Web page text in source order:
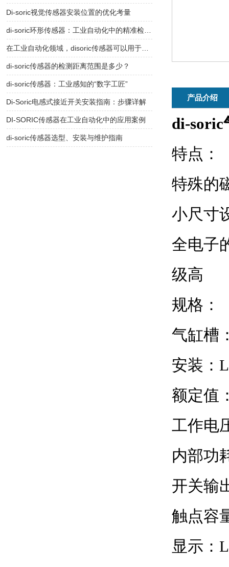
产品介绍
di-soric
特点：
特殊的
小尺寸
全电子
级高
规格：
气缸槽
安装：
额定值
工作电
内部功
开关输
触点容
显示：
Di-soric视觉传感器安装位置的优化考量
di-soric传感器的检测距离范围是多少？
di-soric传感器：工业感知的“数字工匠”
Di-Soric电感式接近开关安装指南：步骤详解
DI-SORIC传感器在工业自动化中的应用案例
di-soric传感器选型、安装与维护指南